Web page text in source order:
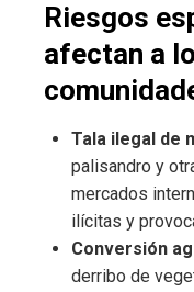
Riesgos
afectan a
Tala ilegal de
palisandro y
mercados
ilícitas y
Conversión
derribo de